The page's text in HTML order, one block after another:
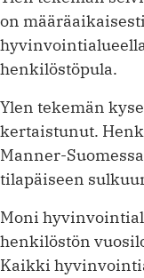
on
henkilöstöpula.
Ylen tekemän
kertaistunut.
Manner-
tilapäiseen
Moni
henkilöstön
Kaikki